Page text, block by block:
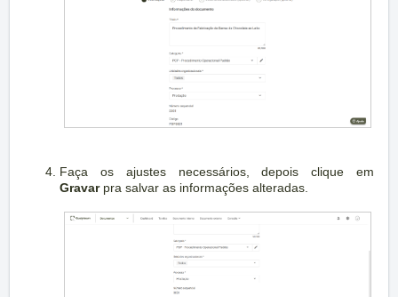
Faça os ajustes necessários, depois clique em
Gravar pra salvar as informações alteradas.